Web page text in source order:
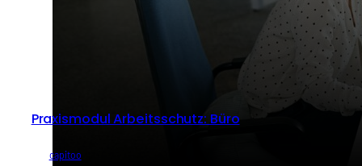
Praxismodul Arbeitsschutz: Büro
capitoo